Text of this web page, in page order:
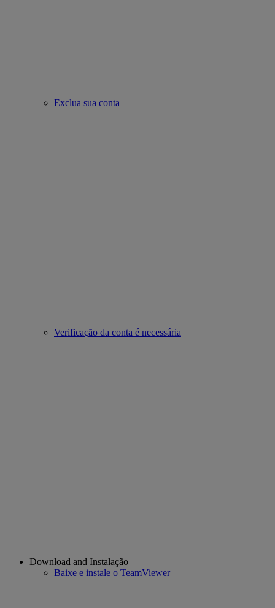
Exclua sua conta
Verificação da conta é necessária
Download and Instalação
Baixe e instale o TeamViewer